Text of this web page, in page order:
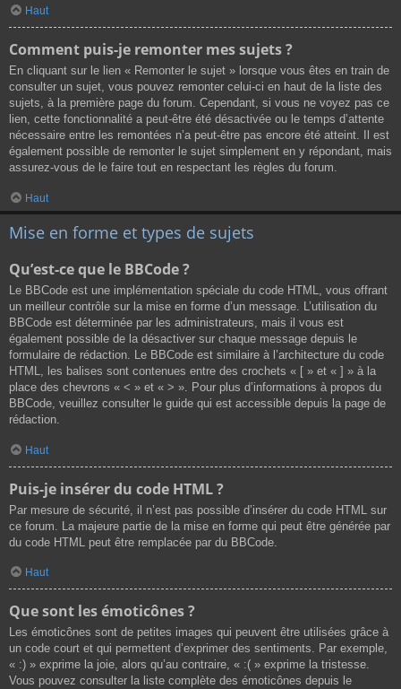
Haut
Comment puis-je remonter mes sujets ?
En cliquant sur le lien « Remonter le sujet » lorsque vous êtes en train de
consulter un sujet, vous pouvez remonter celui-ci en haut de la liste des
sujets, à la première page du forum. Cependant, si vous ne voyez pas ce
lien, cette fonctionnalité a peut-être été désactivée ou le temps d’attente
nécessaire entre les remontées n’a peut-être pas encore été atteint. Il est
également possible de remonter le sujet simplement en y répondant, mais
assurez-vous de le faire tout en respectant les règles du forum.
Haut
Mise en forme et types de sujets
Qu’est-ce que le BBCode ?
Le BBCode est une implémentation spéciale du code HTML, vous offrant
un meilleur contrôle sur la mise en forme d’un message. L’utilisation du
BBCode est déterminée par les administrateurs, mais il vous est
également possible de la désactiver sur chaque message depuis le
formulaire de rédaction. Le BBCode est similaire à l’architecture du code
HTML, les balises sont contenues entre des crochets « [ » et « ] » à la
place des chevrons « < » et « > ». Pour plus d’informations à propos du
BBCode, veuillez consulter le guide qui est accessible depuis la page de
rédaction.
Haut
Puis-je insérer du code HTML ?
Par mesure de sécurité, il n’est pas possible d’insérer du code HTML sur
ce forum. La majeure partie de la mise en forme qui peut être générée par
du code HTML peut être remplacée par du BBCode.
Haut
Que sont les émoticônes ?
Les émoticônes sont de petites images qui peuvent être utilisées grâce à
un code court et qui permettent d’exprimer des sentiments. Par exemple,
« :) » exprime la joie, alors qu’au contraire, « :( » exprime la tristesse.
Vous pouvez consulter la liste complète des émoticônes depuis le